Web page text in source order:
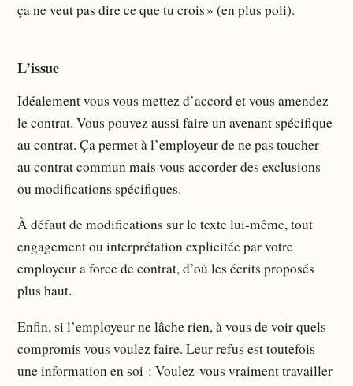
ça ne veut pas dire ce que tu crois » (en plus poli).
L’issue
Idéalement vous vous mettez d’accord et vous amendez
le contrat. Vous pouvez aussi faire un avenant spécifique
au contrat. Ça permet à l’employeur de ne pas toucher
au contrat commun mais vous accorder des exclusions
ou modifications spécifiques.
À défaut de modifications sur le texte lui-même, tout
engagement ou interprétation explicitée par votre
employeur a force de contrat, d’où les écrits proposés
plus haut.
Enfin, si l’employeur ne lâche rien, à vous de voir quels
compromis vous voulez faire. Leur refus est toutefois
une information en soi : Voulez-vous vraiment travailler